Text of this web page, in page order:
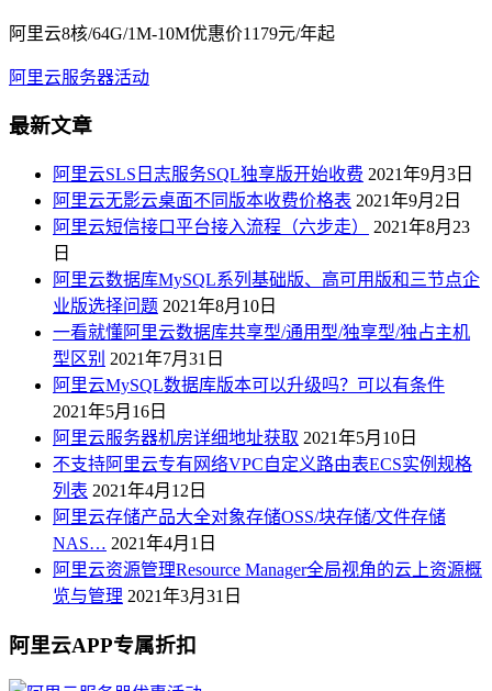
阿里云8核/64G/1M-10M优惠价1179元/年起
阿里云服务器活动
最新文章
阿里云SLS日志服务SQL独享版开始收费 2021年9月3日
阿里云无影云桌面不同版本收费价格表 2021年9月2日
阿里云短信接口平台接入流程（六步走）
2021年8月23
日
阿里云数据库MySQL系列基础版、高可用版和三节点企
业版选择问题 2021年8月10日
一看就懂阿里云数据库共享型/通用型/独享型/独占主机
型区别 2021年7月31日
阿里云MySQL数据库版本可以升级吗？可以有条件
2021年5月16日
阿里云服务器机房详细地址获取 2021年5月10日
不支持阿里云专有网络VPC自定义路由表ECS实例规格
列表 2021年4月12日
阿里云存储产品大全对象存储OSS/块存储/文件存储
NAS… 2021年4月1日
阿里云资源管理Resource Manager全局视角的云上资源概
览与管理 2021年3月31日
阿里云APP专属折扣